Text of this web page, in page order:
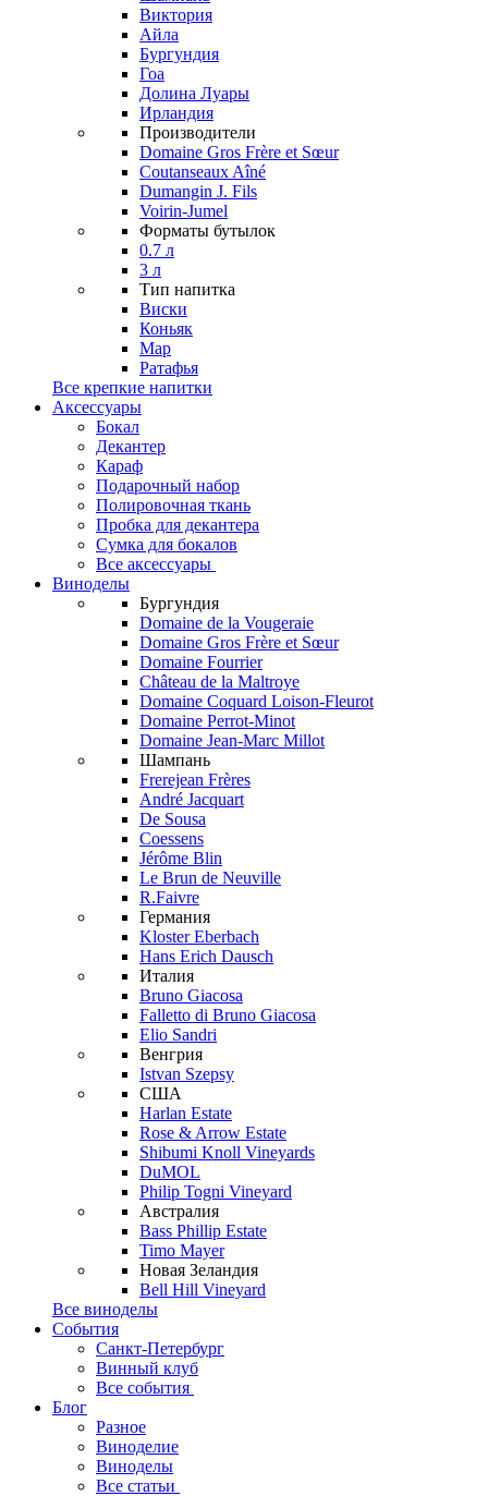
Виктория
Айла
Бургундия
Гоа
Долина Луары
Ирландия
Производители
Domaine Gros Frère et Sœur
Coutanseaux Aîné
Dumangin J. Fils
Voirin-Jumel
Форматы бутылок
0.7 л
3 л
Тип напитка
Виски
Коньяк
Мар
Ратафья
Все крепкие напитки
Аксессуары
Бокал
Декантер
Караф
Подарочный набор
Полировочная ткань
Пробка для декантера
Сумка для бокалов
Все аксессуары
Виноделы
Бургундия
Domaine de la Vougeraie
Domaine Gros Frère et Sœur
Domaine Fourrier
Château de la Maltroye
Domaine Coquard Loison-Fleurot
Domaine Perrot-Minot
Domaine Jean-Marc Millot
Шампань
Frerejean Frères
André Jacquart
De Sousa
Coessens
Jérôme Blin
Le Brun de Neuville
R.Faivre
Германия
Kloster Eberbach
Hans Erich Dausch
Италия
Bruno Giacosa
Falletto di Bruno Giacosa
Elio Sandri
Венгрия
Istvan Szepsy
США
Harlan Estate
Rose & Arrow Estate
Shibumi Knoll Vineyards
DuMOL
Philip Togni Vineyard
Австралия
Bass Phillip Estate
Timo Mayer
Новая Зеландия
Bell Hill Vineyard
Все виноделы
События
Санкт-Петербург
Винный клуб
Все события
Блог
Разное
Виноделие
Виноделы
Все статьи